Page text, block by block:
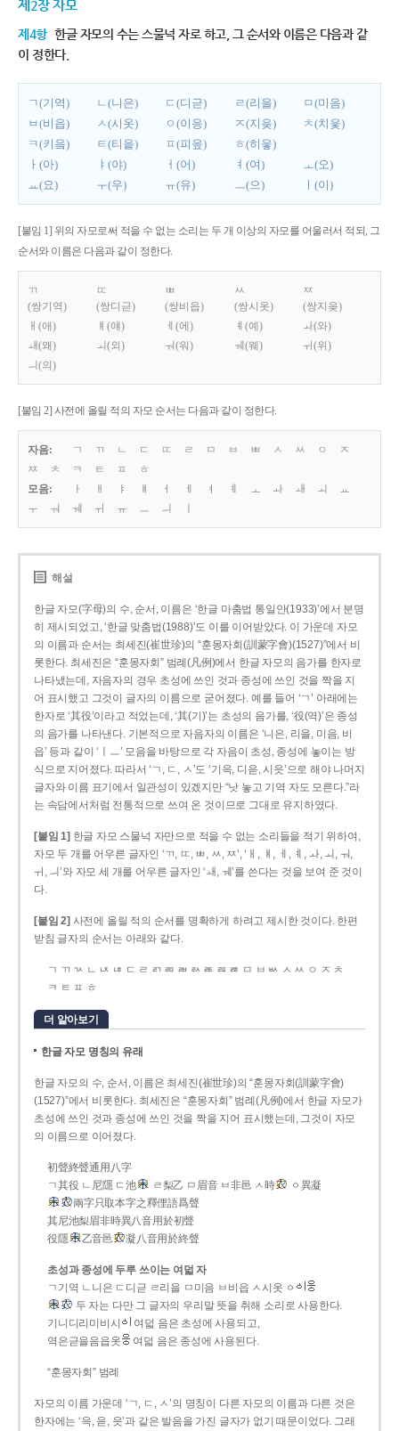
제2장 자모
제4항 한글 자모의 수는 스물넉 자로 하고, 그 순서와 이름은 다음과 같
이 정한다.
ㄱ(기역) ㄴ(니은) ㄷ(디귿) ㄹ(리을)
ㅁ(미음)
ㅂ(비읍)
ㅅ(시옷) ㅇ(이응) ㅈ(지읒)
ㅊ(치읓)
ㅋ(키읔)
ㅌ(티읕) ㅍ(피읖)
ㅎ(히읗)
ㅏ(아)
ㅑ(야) ㅓ(어) ㅕ(여)
ㅗ(오)
ㅛ(요)
ㅜ(우) ㅠ(유) ㅡ(으) ㅣ(이)
[붙임 1] 위의 자모로써 적을 수 없는 소리는 두 개 이상의 자모를 어울러서 적되, 그
순서와 이름은 다음과 같이 정한다.
ㄲ
(쌍기역)
ㄸ
(쌍디귿)
ㅃ
(쌍비읍)
ㅆ
(쌍시옷)
ㅉ
(쌍지읒)
ㅐ(애)
ㅒ(얘) ㅔ(에) ㅖ(예)
ㅘ(와)
ㅙ(왜)
ㅚ(외) ㅝ(워) ㅞ(웨)
ㅟ(위)
ㅢ(의)
[붙임 2] 사전에 올릴 적의 자모 순서는 다음과 같이 정한다.
자음: ㄱ ㄲ ㄴ ㄷ ㄸ ㄹ ㅁ ㅂ ㅃ ㅅ ㅆ ㅇ
ㅈ
ㅉ
ㅊ ㅋ ㅌ ㅍ
ㅎ
모음:
ㅏ ㅐ ㅑ ㅒ ㅓ ㅔ ㅕ ㅖ ㅗ ㅘ ㅙ ㅚ
ㅛ
ㅜ
ㅝ ㅞ ㅟ ㅠ ㅡ ㅢ
해설
한글 자모(字母)의 수, 순서, 이름은 ‘한글 마춤법 통일안(1933)’에서 분명
히 제시되었고, ‘한글 맞춤법(1988)’도 이를 이어받았다. 이 가운데 자모
의 이름과 순서는 최세진(崔世珍)의 “훈몽자회(訓蒙字會)(1527)”에서 비
롯한다. 최세진은 “훈몽자회” 범례(凡例)에서 한글 자모의 음가를 한자로
나타냈는데, 자음자의 경우 초성에 쓰인 것과 종성에 쓰인 것을 짝을 지
어 표시했고 그것이 글자의 이름으로 굳어졌다. 예를 들어 ‘ㄱ’ 아래에는
한자로 ‘其役’이라고 적었는데, ‘其(기)’는 초성의 음가를, ‘役(역)’은 종성
의 음가를 나타낸다. 기본적으로 자음자의 이름은 ‘니은, 리을, 미음, 비
읍’ 등과 같이 ‘ㅣㅡ’ 모음을 바탕으로 각 자음이 초성, 종성에 놓이는 방
식으로 지어졌다. 따라서 ‘ㄱ, ㄷ, ㅅ’도 ‘기윽, 디읃, 시읏’으로 해야 나머지
글자와 이름 표기에서 일관성이 있겠지만 “낫 놓고 기역 자도 모른다.”라
는 속담에서처럼 전통적으로 쓰여 온 것이므로 그대로 유지하였다.
[붙임 1] 한글 자모 스물넉 자만으로 적을 수 없는 소리들을 적기 위하여,
자모 두 개를 어우른 글자인 ‘ㄲ, ㄸ, ㅃ, ㅆ, ㅉ’, ‘ㅐ, ㅒ, ㅔ, ㅖ, ㅘ, ㅚ, ㅝ,
ㅟ, ㅢ’와 자모 세 개를 어우른 글자인 ‘ㅙ, ㅞ’를 쓴다는 것을 보여 준 것이
다.
[붙임 2] 사전에 올릴 적의 순서를 명확하게 하려고 제시한 것이다. 한편
받침 글자의 순서는 아래와 같다.
ㄱ ㄲ ㄳ ㄴ ㄵ ㄶ ㄷ ㄹ ㄺ ㄻ ㄼ ㄽ ㄾ ㄿ ㅀ ㅁ ㅂ ㅄ ㅅ ㅆ ㅇ ㅈ ㅊ
ㅋ ㅌ ㅍ ㅎ
더 알아보기
한글 자모 명칭의 유래
한글 자모의 수, 순서, 이름은 최세진(崔世珍)의 “훈몽자회(訓蒙字會)
(1527)”에서 비롯한다. 최세진은 “훈몽자회” 범례(凡例)에서 한글 자모가
초성에 쓰인 것과 종성에 쓰인 것을 짝을 지어 표시했는데, 그것이 자모
의 이름으로 이어졌다.
初聲終聲通用八字
ㄱ其役 ㄴ尼隱 ㄷ池
ㄹ梨乙 ㅁ眉音 ㅂ非邑 ㅅ時
ㆁ異凝
兩字只取本字之釋俚語爲聲
其尼池梨眉非時異八音用於初聲
役隱
乙音邑 凝八音用於終聲
초성과 종성에 두루 쓰이는 여덟 자
ㄱ기역 ㄴ니은 ㄷ디귿 ㄹ리을 ㅁ미음 ㅂ비읍 ㅅ시옷 ㆁ
두 자는 다만 그 글자의 우리말 뜻을 취해 소리로 사용한다.
기니디리미비시
여덟 음은 초성에 사용되고,
역은귿을음읍옷
여덟 음은 종성에 사용된다.
“훈몽자회” 범례
자모의 이름 가운데 ‘ㄱ, ㄷ, ㅅ’의 명칭이 다른 자모의 이름과 다른 것은
한자에는 ‘윽, 읃, 읏’과 같은 발음을 가진 글자가 없기 때문이었다. 그래